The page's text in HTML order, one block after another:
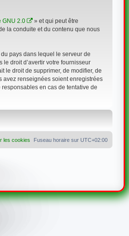
GNU 2.0
» et qui peut être
la conduite et du contenu que nous
pays dans lequel le serveur de
droit d’avertir votre fournisseur
le droit de supprimer, de modifier, de
avez renseignées soient enregistrées
en cas de tentative de
Fuseau horaire sur UTC+02:00
les cookies